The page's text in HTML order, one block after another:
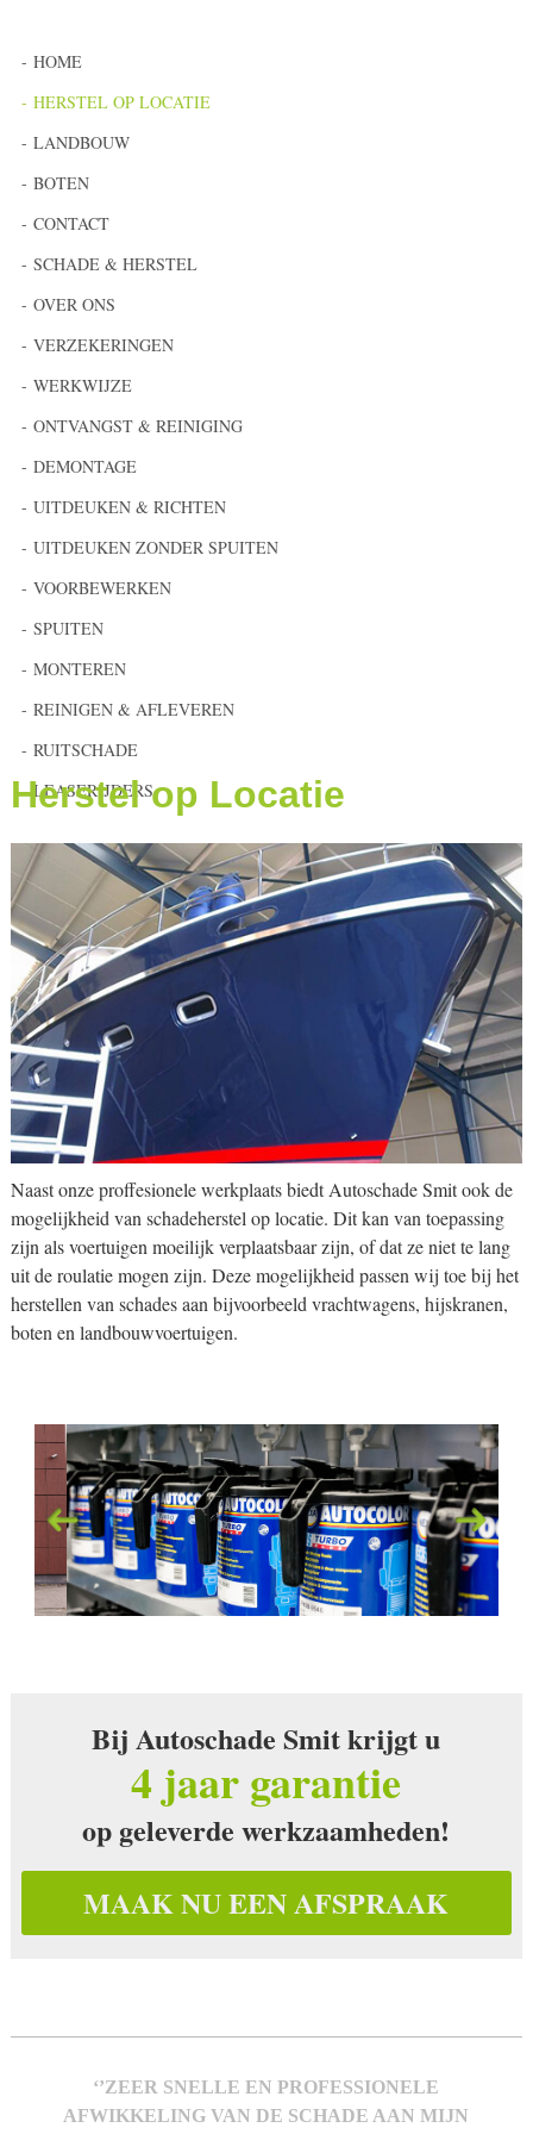
HOME
HERSTEL OP LOCATIE
LANDBOUW
BOTEN
CONTACT
SCHADE & HERSTEL
OVER ONS
VERZEKERINGEN
WERKWIJZE
ONTVANGST & REINIGING
DEMONTAGE
UITDEUKEN & RICHTEN
UITDEUKEN ZONDER SPUITEN
VOORBEWERKEN
SPUITEN
MONTEREN
REINIGEN & AFLEVEREN
RUITSCHADE
LEASERIJDERS
Herstel op Locatie
Naast onze proffesionele werkplaats biedt Autoschade Smit ook de
mogelijkheid van schadeherstel op locatie. Dit kan van toepassing
zijn als voertuigen moeilijk verplaatsbaar zijn, of dat ze niet te lang
uit de roulatie mogen zijn. Deze mogelijkheid passen wij toe bij het
herstellen van schades aan bijvoorbeeld vrachtwagens, hijskranen,
boten en landbouwvoertuigen.
MAAK NU EEN AFSPRAAK
Bij Autoschade Smit krijgt u
4 jaar garantie
op geleverde werkzaamheden!
‘’ZEER SNELLE EN PROFESSIONELE
AFWIKKELING VAN DE SCHADE AAN MIJN